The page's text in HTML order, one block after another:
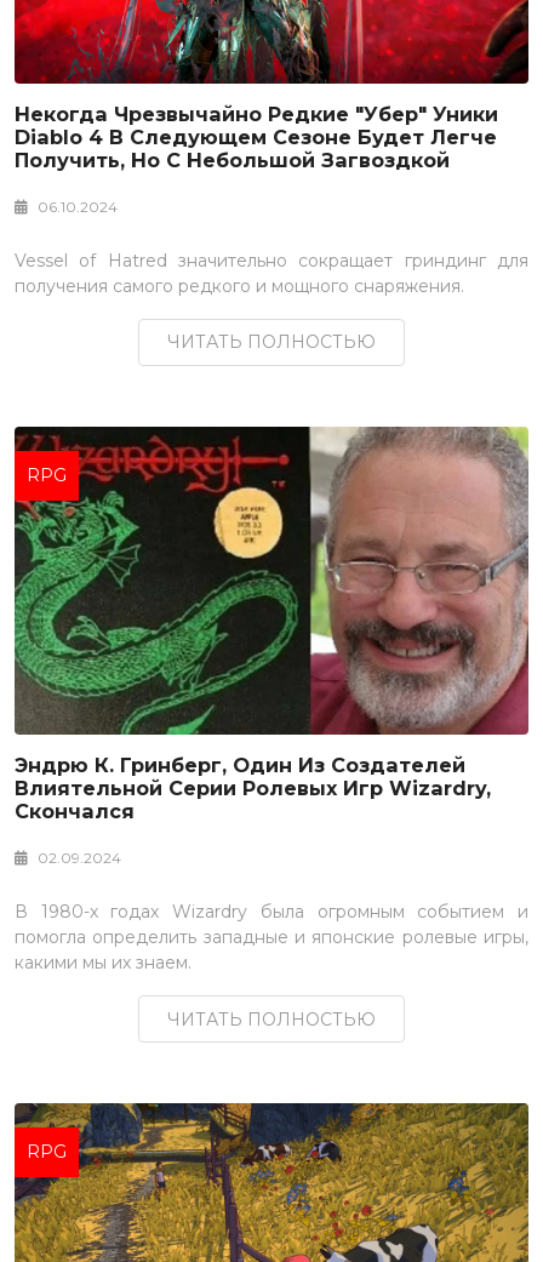
Некогда Чрезвычайно Редкие "убер" Уники
Diablo 4 В Следующем Сезоне Будет Легче
Получить, Но С Небольшой Загвоздкой
06.10.2024
Vessel of Hatred значительно сокращает гриндинг для
получения самого редкого и мощного снаряжения.
ЧИТАТЬ ПОЛНОСТЬЮ
RPG
Эндрю К. Гринберг, Один Из Создателей
Влиятельной Серии Ролевых Игр Wizardry,
Скончался
02.09.2024
В 1980-х годах Wizardry была огромным событием и
помогла определить западные и японские ролевые игры,
какими мы их знаем.
ЧИТАТЬ ПОЛНОСТЬЮ
RPG